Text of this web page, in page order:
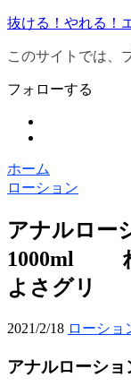
抜ける！やれる！
このサイトでは、
フォローする
ホーム
ローション
アナルロー
1000ml ね
よさグリ
2021/2/18 ローショ
アナルローシ